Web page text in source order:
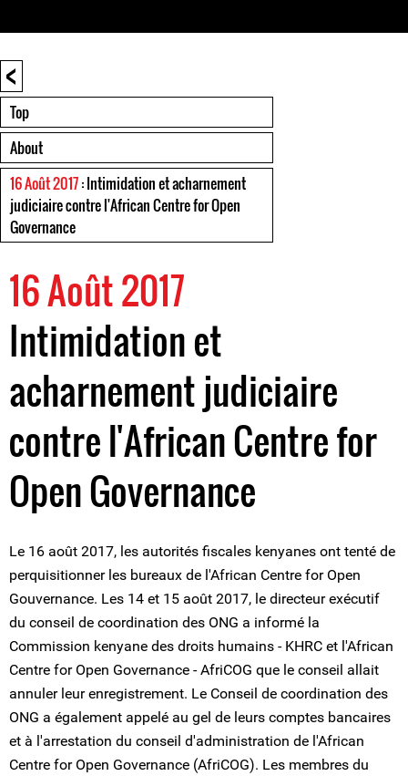
<
Top
About
16 Août 2017: Intimidation et acharnement
judiciaire contre l'African Centre for Open
Governance
16 Août 2017
Intimidation et
acharnement judiciaire
contre l'African Centre for
Open Governance
Le 16 août 2017, les autorités fiscales kenyanes ont tenté de
perquisitionner les bureaux de l'African Centre for Open
Gouvernance. Les 14 et 15 août 2017, le directeur exécutif
du conseil de coordination des ONG a informé la
Commission kenyane des droits humains - KHRC et l'African
Centre for Open Governance - AfriCOG que le conseil allait
annuler leur enregistrement. Le Conseil de coordination des
ONG a également appelé au gel de leurs comptes bancaires
et à l'arrestation du conseil d'administration de l'African
Centre for Open Governance (AfriCOG). Les membres du